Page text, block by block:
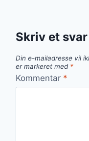
Skriv et svar
Din e-mailadresse vil
er markeret med *
Kommentar *